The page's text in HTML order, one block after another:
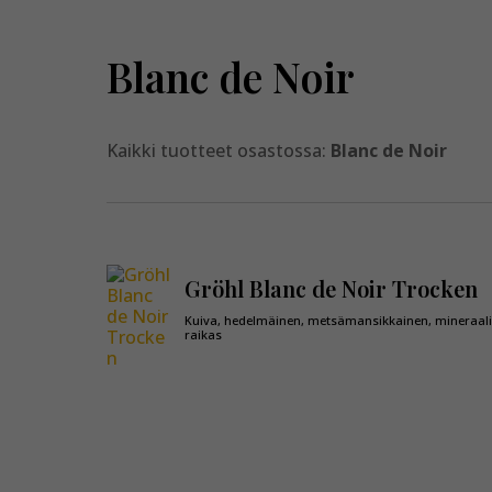
Blanc de Noir
Kaikki tuotteet osastossa: Blanc de Noir
Gröhl Blanc de Noir Trocken
Kuiva, hedelmäinen, metsämansikkainen,
raikas